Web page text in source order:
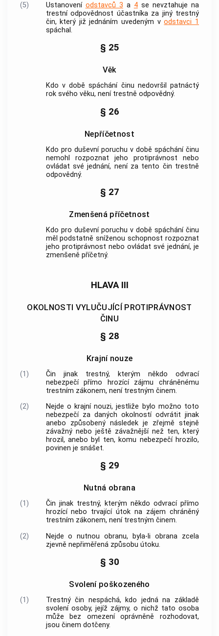
(5)
Ustanovení odstavců 3 a 4se nevztahuje na
trestní odpovědnost účastníka za jiný trestný
čin, který již jednáním uvedeným vodstavci 1
spáchal.
§ 25
Věk
Kdo v době spáchání činu nedovršil patnáctý
rok svého věku, není trestně odpovědný.
§ 26
Nepříčetnost
Kdo pro duševní poruchu v době spáchání činu
nemohl rozpoznat jeho protiprávnost nebo
ovládat své jednání, není za tento čin trestně
odpovědný.
§ 27
Zmenšená příčetnost
Kdo pro duševní poruchu v době spáchání činu
měl podstatně sníženou schopnost rozpoznat
jeho protiprávnost nebo ovládat své jednání, je
zmenšeně příčetný.
HLAVA III
OKOLNOSTI VYLUČUJÍCÍ PROTIPRÁVNOST
ČINU
§ 28
Krajní nouze
(1)
Čin jinak trestný, kterým někdo odvrací
nebezpečí přímo hrozící zájmu chráněnému
trestním zákonem, není trestným činem.
(2)
Nejde o krajní nouzi, jestliže bylo možno toto
nebezpečí za daných okolností odvrátit jinak
anebo způsobený následek je zřejmě stejně
závažný nebo ještě závažnější než ten, který
hrozil, anebo byl ten, komu nebezpečí hrozilo,
povinen je snášet.
§ 29
Nutná obrana
(1)
Čin jinak trestný, kterým někdo odvrací přímo
hrozící nebo trvající útok na zájem chráněný
trestním zákonem, není trestným činem.
(2)
Nejde o nutnou obranu, byla-li obrana zcela
zjevně nepřiměřená způsobu útoku.
§ 30
Svolení poškozeného
(1) Trestný čin nespáchá, kdo jedná na základě
svolení osoby, jejíž zájmy, o nichž tato osoba
může bez omezení oprávněně rozhodovat,
jsou činem dotčeny.